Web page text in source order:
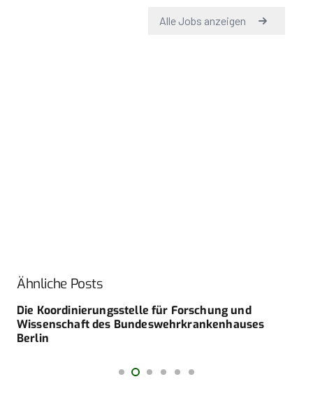
Ähnliche Posts
Die Koordinierungsstelle für Forschung und
Wissenschaft des Bundeswehrkrankenhauses
Berlin